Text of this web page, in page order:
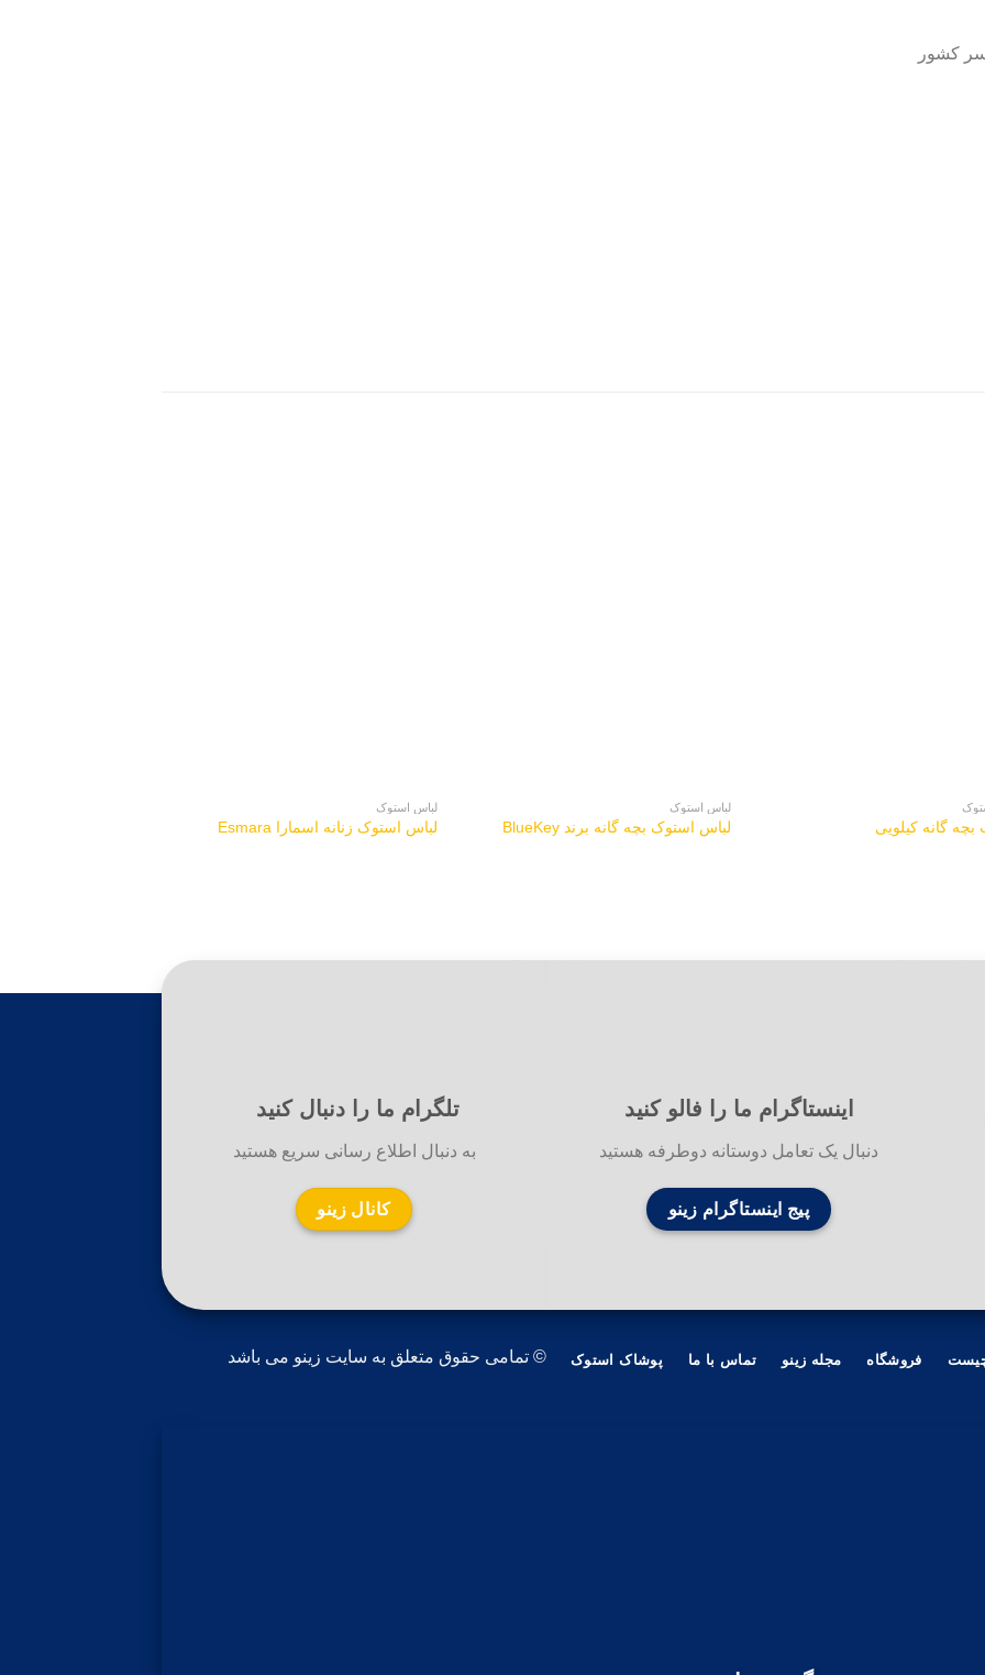
کشور
بچه گانه کیلویی
لباس استوک
لباس استوک بچه گانه برند BlueKey
لباس استوک
لباس استوک زنانه اسمارا Esmara
اینستاگرام ما را فالو کنید
دنبال یک تعامل دوستانه دوطرفه هستید
پیج اینستاگرام زینو
تلگرام ما را دنبال کنید
به دنبال اطلاع رسانی سریع هستید
کانال زینو
چیست فروشگاه مجله زینو تماس با ما پوشاک استوک © تمامی حقوق متعلق به سایت زینو می باشد